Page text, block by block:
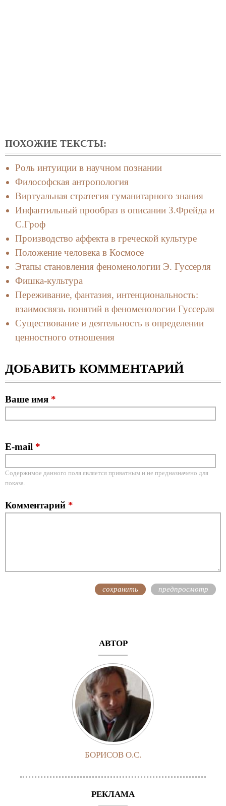
ПОХОЖИЕ ТЕКСТЫ:
Роль интуиции в научном познании
Философская антропология
Виртуальная стратегия гуманитарного знания
Инфантильный прообраз в описании З.Фрейда и
С.Гроф
Производство аффекта в греческой культуре
Положение человека в Космосе
Этапы становления феноменологии Э. Гуссерля
Фишка-культура
Переживание, фантазия, интенциональность:
взаимосвязь понятий в феноменологии Гуссерля
Существование и деятельность в определении
ценностного отношения
ДОБАВИТЬ КОММЕНТАРИЙ
Ваше имя *
E-mail *
Содержимое данного поля является приватным и не предназначено для
показа.
Комментарий *
АВТОР
БОРИСОВ О.С.
РЕКЛАМА